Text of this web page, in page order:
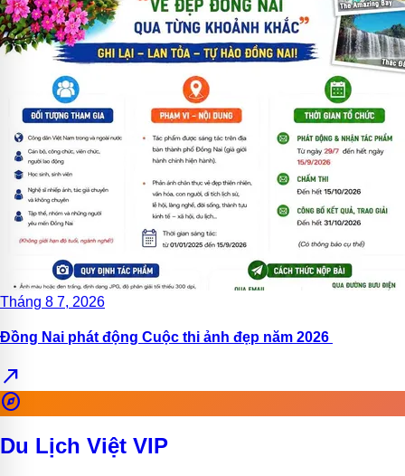
Tháng 8 7, 2026
Đồng Nai phát động Cuộc thi ảnh đẹp năm 2026
north_east
explore
Du Lịch Việt VIP